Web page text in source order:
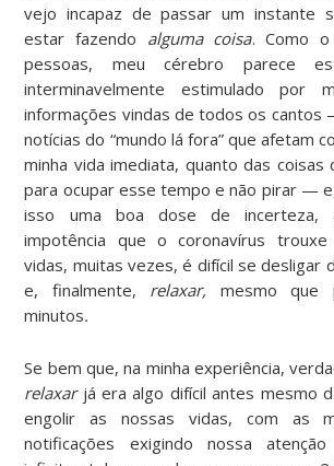
vejo incapaz de passar um instante
estar fazendo alguma coisa. Como
pessoas, meu cérebro parece
interminavelmente estimulado por
informações vindas de todos os cantos
notícias do “mundo lá fora” que afetam
minha vida imediata, quanto das coisas
para ocupar esse tempo e não pirar —
isso uma boa dose de incerteza,
impotência que o coronavírus
vidas, muitas vezes, é difícil se desligar
e, finalmente, relaxar, mesmo que
minutos.
Se bem que, na minha experiência,
relaxarjá era algo difícil antes mesmo
engolir as nossas vidas, com as
notificações exigindo nossa atenção